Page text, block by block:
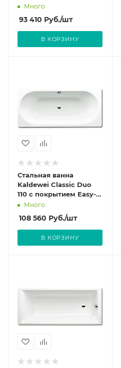
Много
93 410 Руб./шт
В КОРЗИНУ
Стальная ванна
Kaldewei Classic Duo
110 с покрытием Easy-
Clean
Много
108 560 Руб./шт
В КОРЗИНУ